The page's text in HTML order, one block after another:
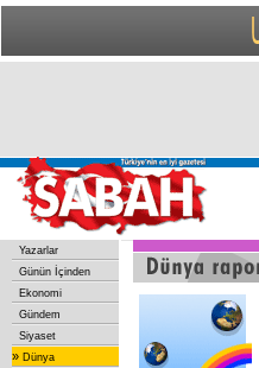
Yazarlar
Günün İçinden
Ekonomi
Gündem
Siyaset
» Dünya